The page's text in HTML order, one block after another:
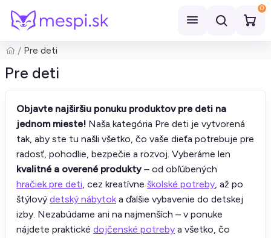
0
Hľadať
Pre deti
Pre deti
Objavte najširšiu ponuku produktov pre deti na
jednom mieste! Naša kategória Pre deti je vytvorená
tak, aby ste tu našli všetko, čo vaše dieťa potrebuje pre
radosť, pohodlie, bezpečie a rozvoj. Vyberáme len
kvalitné a overené produkty– od obľúbených
hračiek pre deti, cez kreatívne školské potreby, až po
štýlový detský nábytok a ďalšie vybavenie do detskej
izby. Nezabúdame ani na najmenších – v ponuke
nájdete praktické dojčenské potreby a všetko, čo